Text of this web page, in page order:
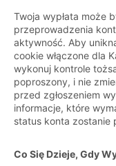
Twoja wypłata może
przeprowadzenia
aktywność. Aby
cookie włączone dla
wykonuj kontrole
poproszony, i nie
przed zgłoszeniem
informacje, które
status konta zostanie
Co Się Dzieje, Gdy